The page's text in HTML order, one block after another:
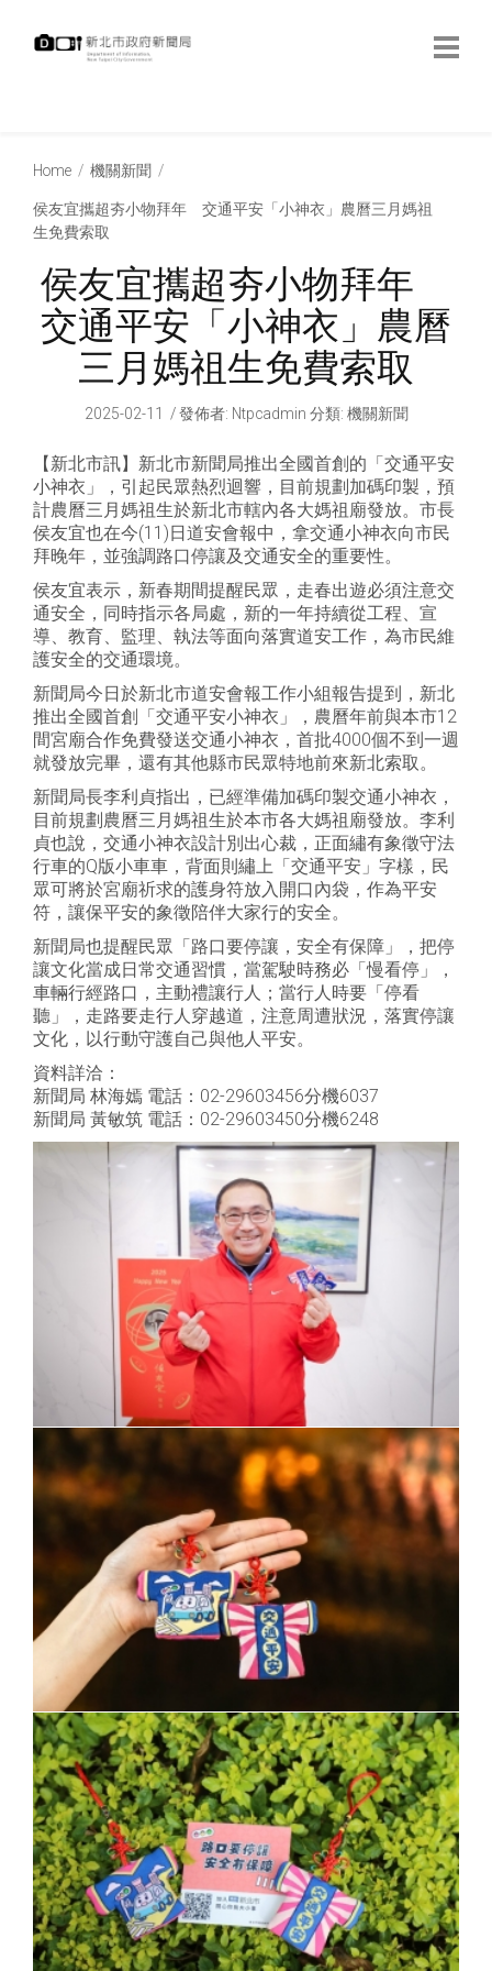
Home 機關新聞
侯友宜攜超夯小物拜年 交通平安「小神衣」農曆三月媽祖
生免費索取
侯友宜攜超夯小物拜年
交通平安「小神衣」農曆
三月媽祖生免費索取
2025-02-11 發佈者: Ntpcadmin 分類: 機關新聞
【新北市訊】新北市新聞局推出全國首創的「交通平安
小神衣」，引起民眾熱烈迴響，目前規劃加碼印製，預
計農曆三月媽祖生於新北市轄內各大媽祖廟發放。市長
侯友宜也在今(11)日道安會報中，拿交通小神衣向市民
拜晚年，並強調路口停讓及交通安全的重要性。
侯友宜表示，新春期間提醒民眾，走春出遊必須注意交
通安全，同時指示各局處，新的一年持續從工程、宣
導、教育、監理、執法等面向落實道安工作，為市民維
護安全的交通環境。
新聞局今日於新北市道安會報工作小組報告提到，新北
推出全國首創「交通平安小神衣」，農曆年前與本市12
間宮廟合作免費發送交通小神衣，首批4000個不到一週
就發放完畢，還有其他縣市民眾特地前來新北索取。
新聞局長李利貞指出，已經準備加碼印製交通小神衣，
目前規劃農曆三月媽祖生於本市各大媽祖廟發放。李利
貞也說，交通小神衣設計別出心裁，正面繡有象徵守法
行車的Q版小車車，背面則繡上「交通平安」字樣，民
眾可將於宮廟祈求的護身符放入開口內袋，作為平安
符，讓保平安的象徵陪伴大家行的安全。
新聞局也提醒民眾「路口要停讓，安全有保障」，把停
讓文化當成日常交通習慣，當駕駛時務必「慢看停」，
車輛行經路口，主動禮讓行人；當行人時要「停看
聽」，走路要走行人穿越道，注意周遭狀況，落實停讓
文化，以行動守護自己與他人平安。
資料詳洽：
新聞局 林海嫣 電話：02-29603456分機6037
新聞局 黃敏筑 電話：02-29603450分機6248